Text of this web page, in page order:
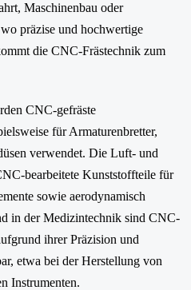
Maschinenbau oder
präzise und hochwertige
die CNC-Frästechnik zum
CNC-gefräste
für Armaturenbretter,
verwendet. Die Luft- und
bearbeitete Kunststoffteile für
sowie aerodynamisch
in der Medizintechnik sind CNC-
ihrer Präzision und
etwa bei der Herstellung von
Instrumenten.